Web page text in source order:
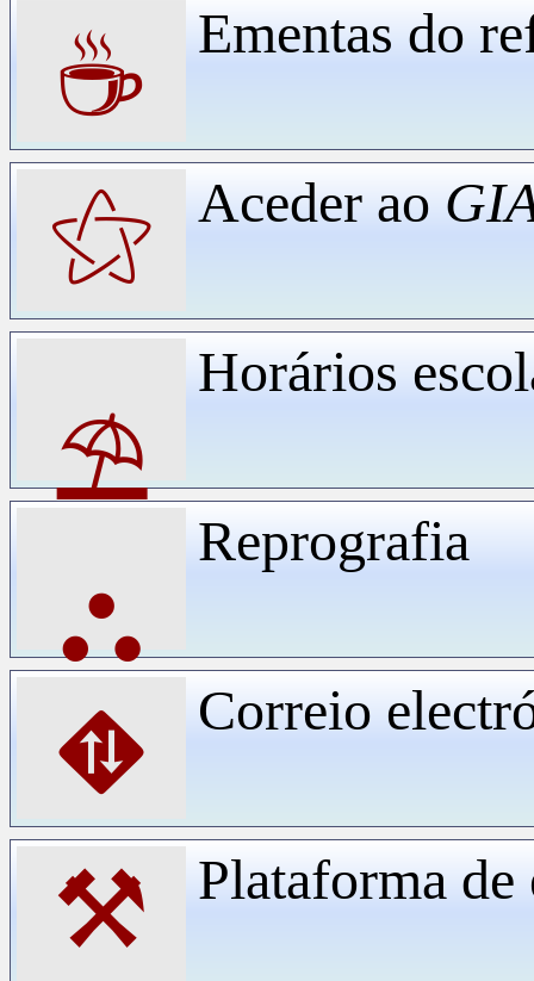
☕ Ementas do
⚝ Aceder ao
⛱
Horários
⛬
Reprografia
⛖ Correio
⚒ Plataforma